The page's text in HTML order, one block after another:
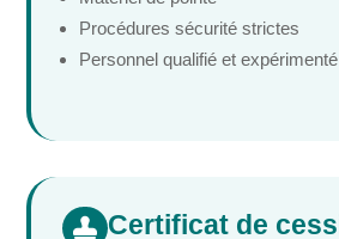
Procédures sécurité strictes
Personnel qualifié et expérimenté
 Certificat de